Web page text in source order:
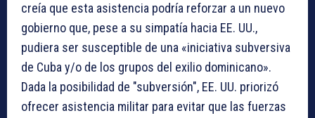
creía que esta asistencia podría reforzar a un nuevo
gobierno que, pese a su simpatía hacia EE. UU.,
pudiera ser susceptible de una «iniciativa subversiva
de Cuba y/o de los grupos del exilio dominicano».
Dada la posibilidad de "subversión", EE. UU. priorizó
ofrecer asistencia militar para evitar que las fuerzas